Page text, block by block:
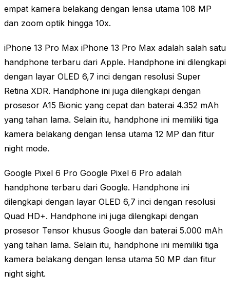
empat kamera belakang dengan lensa utama 108 MP
dan zoom optik hingga 10x.
iPhone 13 Pro Max iPhone 13 Pro Max adalah salah satu
handphone terbaru dari Apple. Handphone ini dilengkapi
dengan layar OLED 6,7 inci dengan resolusi Super
Retina XDR. Handphone ini juga dilengkapi dengan
prosesor A15 Bionic yang cepat dan baterai 4.352 mAh
yang tahan lama. Selain itu, handphone ini memiliki tiga
kamera belakang dengan lensa utama 12 MP dan fitur
night mode.
Google Pixel 6 Pro Google Pixel 6 Pro adalah
handphone terbaru dari Google. Handphone ini
dilengkapi dengan layar OLED 6,7 inci dengan resolusi
Quad HD+. Handphone ini juga dilengkapi dengan
prosesor Tensor khusus Google dan baterai 5.000 mAh
yang tahan lama. Selain itu, handphone ini memiliki tiga
kamera belakang dengan lensa utama 50 MP dan fitur
night sight.